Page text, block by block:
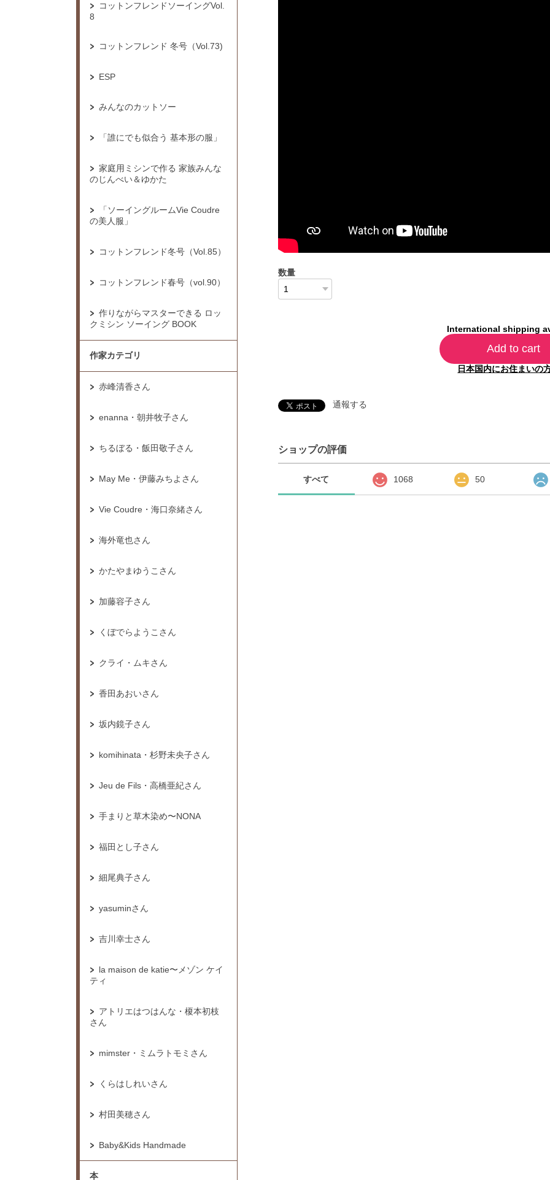
コットンフレンドソーイングVol.
8
コットンフレンド 冬号（Vol.73)
ESP
みんなのカットソー
「誰にでも似合う 基本形の服」
家庭用ミシンで作る 家族みんな
のじんべい＆ゆかた
「ソーイングルームVie Coudre
の美人服」
コットンフレンド冬号（Vol.85）
コットンフレンド春号（vol.90）
作りながらマスターできる ロッ
クミシン ソーイング BOOK
作家カテゴリ
赤峰清香さん
enanna・朝井牧子さん
ちるぼる・飯田敬子さん
May Me・伊藤みちよさん
Vie Coudre・海口奈緒さん
海外竜也さん
かたやまゆうこさん
加藤容子さん
くぼでらようこさん
クライ・ムキさん
香田あおいさん
坂内鏡子さん
komihinata・杉野未央子さん
Jeu de Fils・高橋亜紀さん
手まりと草木染め〜NONA
福田とし子さん
細尾典子さん
yasuminさん
吉川幸士さん
la maison de katie〜メゾン ケイ
ティ
アトリエはつはんな・榎本初枝
さん
mimster・ミムラトモミさん
くらはしれいさん
村田美穂さん
Baby&Kids Handmade
本
数量
International shipping
Add to cart
日本国内にお住まいの
通報する
ショップの評価
すべて 1068 50